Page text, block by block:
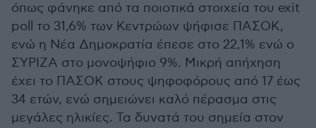
όπως φάνηκε από τα ποιοτικά στοιχεία του exit
poll το 31,6% των Κεντρώων ψήφισε ΠΑΣΟΚ,
ενώ η Νέα Δημοκρατία έπεσε στο 22,1% ενώ ο
ΣΥΡΙΖΑ στο μονοψήφιο 9%. Μικρή απήχηση
έχει το ΠΑΣΟΚ στους ψηφοφόρους από 17 έως
34 ετών, ενώ σημειώνει καλό πέρασμα στις
μεγάλες ηλικίες. Τα δυνατά του σημεία στον